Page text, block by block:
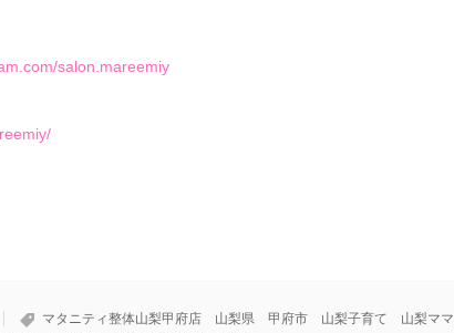
salon.mareemiy
マタニティ整体山梨甲府店 山梨県 甲府市 山梨子育て 山梨ママ